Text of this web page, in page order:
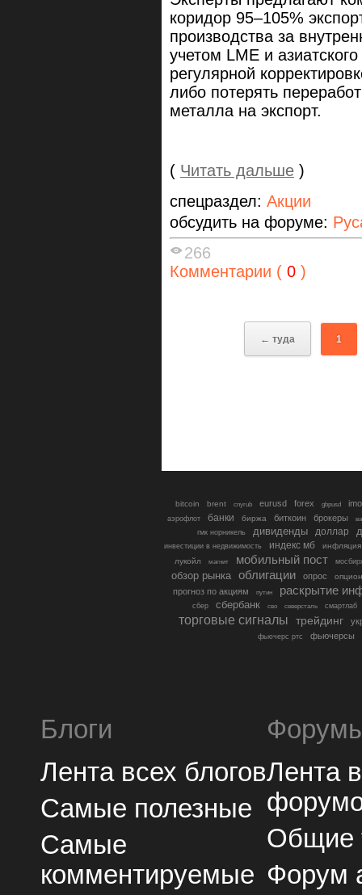
коридор 95–105%
производства за
учетом LME и
регулярной
либо потерять
металла на экспорт.
( Читать дальше )
спецраздел: Акции
обсудить на форуме:
266
Комментарии ( 0 )
← туда 1
bitcoin brent cnyrub eurusd forex gbpusd
аэрофлот банки биржа биткоин брокеры
гмк норникель
дивиденды доллар
инвестиции в недвижимость индекс мб
инфляция
лукойл
магнит мобильный пост
обзор рынка облигации опрос
прогноз по акциям путин раскрытие
сбер сбербанк сво северсталь смартлаб
торговые сигналы трейдинг
фьючерс ртс фьючерсы
Блоги
Лента всех блогов
Самые полезные
Самые
комментируемые
Лента
Общие
Форум